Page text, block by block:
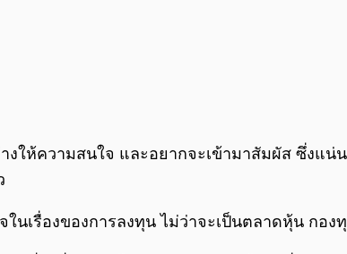
ให้ความสนใจ และอยากจะเข้ามาสัมผัส ซึ่งแ
นเรื่องของการลงทุน ไม่ว่าจะเป็นตลาดหุ้น กอ